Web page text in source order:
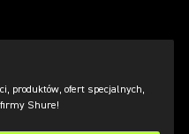
produktów, ofert specjalnych,
Shure!